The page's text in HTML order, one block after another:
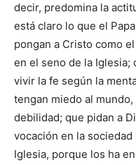
decir, predomina la
está claro lo que el
pongan a Cristo como
en el seno de la Iglesia;
vivir la fe según la
tengan miedo al
debilidad; que pidan a
vocación en la
Iglesia, porque los ha